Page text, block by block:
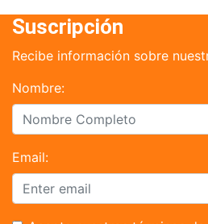
Suscripción
Recibe información sobre
Nombre:
Email: